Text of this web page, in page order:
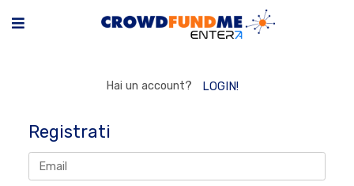
Hai un account? LOGIN!
Registrati